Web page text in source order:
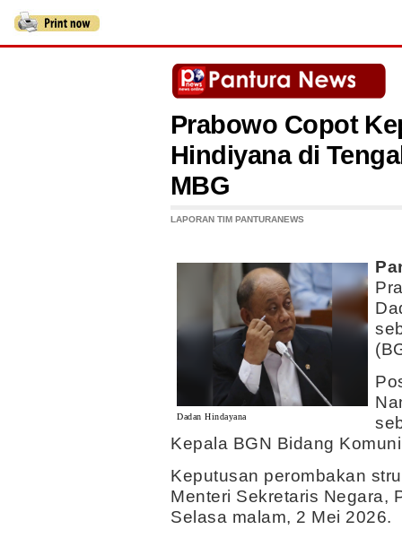
Prabowo Copot
Hindiyana di
MBG
LAPORAN TIM PANTURANEWS
Dadan Hindayana
Kepala BGN Bidang
Keputusan perombakan
Menteri Sekretaris Negara,
Selasa malam, 2 Mei 2026.